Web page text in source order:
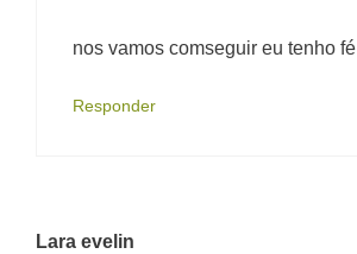
nos vamos comseguir eu tenho fé
Responder
Lara evelin